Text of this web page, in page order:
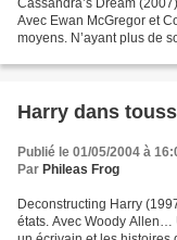
Cassandra’s Dream
Avec Ewan McGregor et
moyens. N’ayant plus de
Harry dans
Publié le 01/05/2004 à
Par Phileas Frog
Deconstructing Harry
états. Avec Woody Allen…